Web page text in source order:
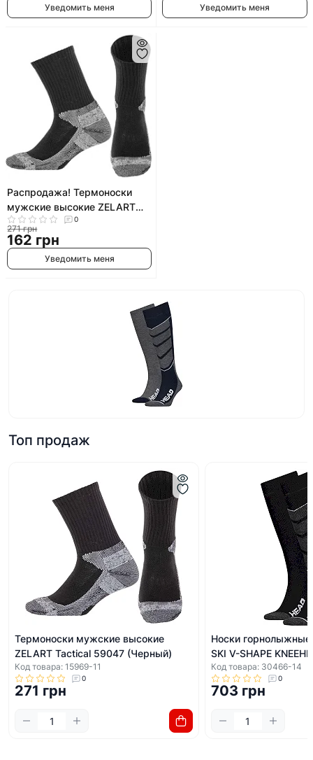
Уведомить меня Уведомить меня
Распродажа! Термоноски
мужские высокие ZELART
Tactical 59047 (Черный)
0
271 грн
162 грн
Уведомить меня
Топ продаж
Термоноски мужские высокие
ZELART Tactical 59047 (Черный)
Код товара: 15969-11
0
271 грн
Носки горнолыжные
SKI V-SHAPE
Код товара: 30466-14
0
703 грн